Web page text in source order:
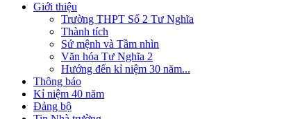
Giới thiệu
Trường THPT Số 2 Tư Nghĩa
Thành tích
Sứ mệnh và Tầm nhìn
Văn hóa Tư Nghĩa 2
Hướng đến kỉ niệm 30 năm...
Thông báo
Kỉ niệm 40 năm
Đảng bộ